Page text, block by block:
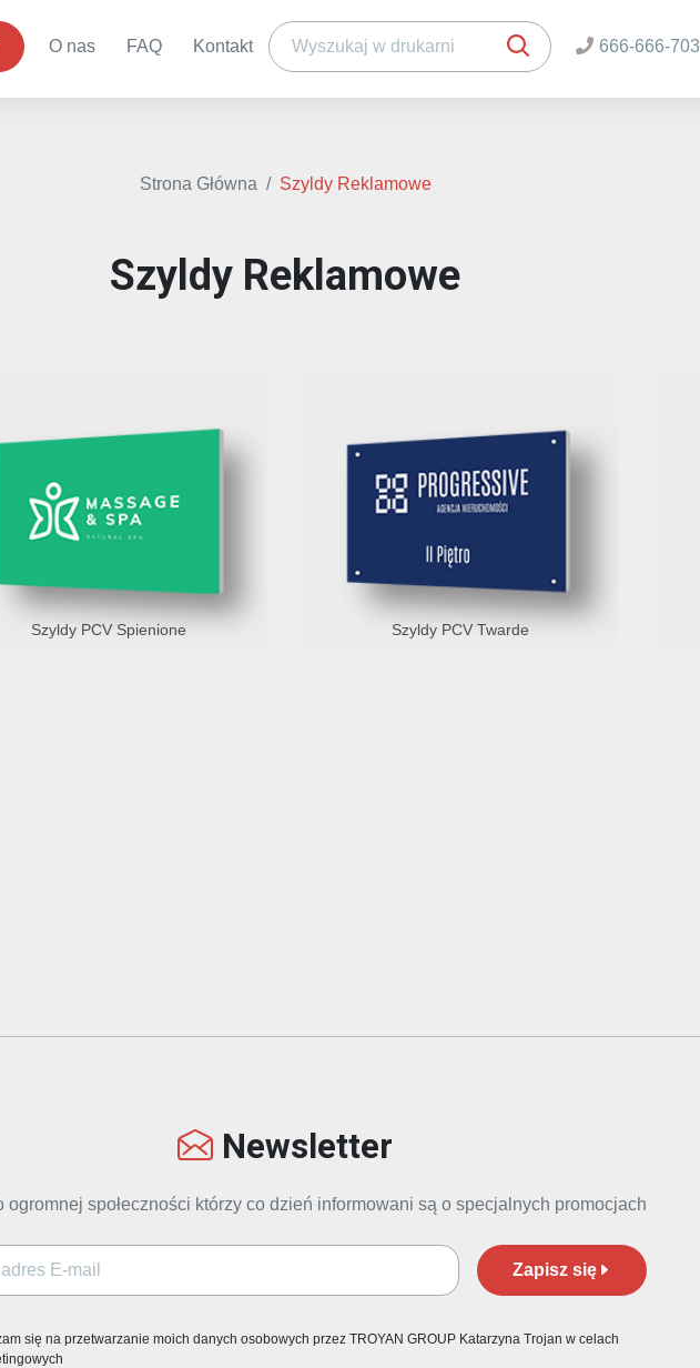
O nas FAQ Kontakt 666-666-703
Strona Główna Szyldy Reklamowe
Szyldy Reklamowe
Szyldy PCV Spienione Szyldy PCV Twarde
Newsletter
ogromnej społeczności którzy co dzień informowani są o specjalnych promocjach
Zapisz się
się na przetwarzanie moich danych osobowych przez TROYAN GROUP Katarzyna Trojan w celach